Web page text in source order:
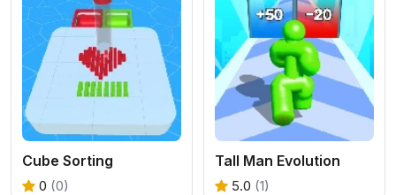
Cube Sorting
0 (0)
Tall Man Evolution
5.0 (1)